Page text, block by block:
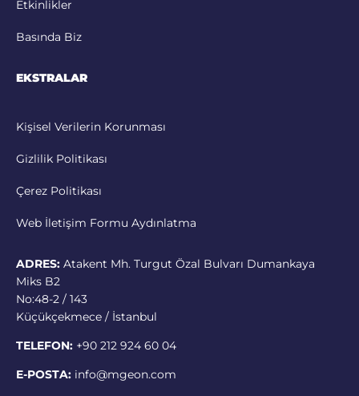
Etkinlikler
Basında Biz
EKSTRALAR
Kişisel Verilerin Korunması
Gizlilik Politikası
Çerez Politikası
Web İletişim Formu Aydınlatma
ADRES: Atakent Mh. Turgut Özal Bulvarı Dumankaya
Miks B2
No:48-2 / 143
Küçükçekmece / İstanbul
TELEFON: +90 212 924 60 04
E-POSTA: info@mgeon.com